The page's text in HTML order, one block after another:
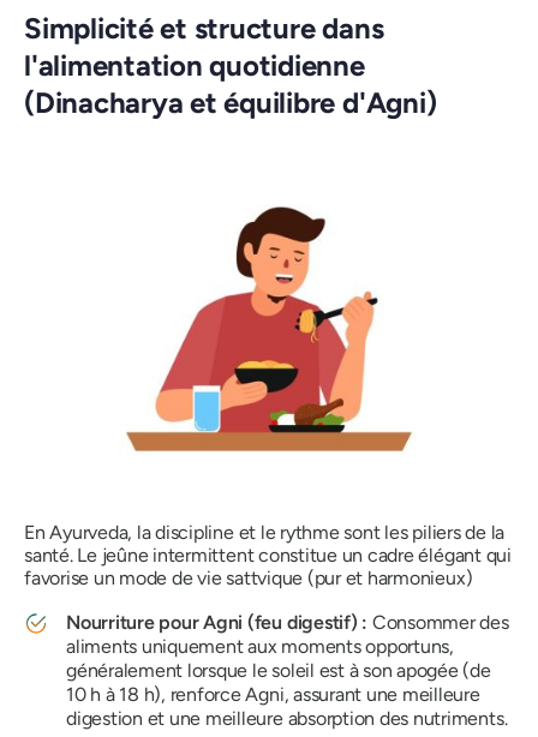
Simplicité et structure dans
l'alimentation quotidienne
(Dinacharya et équilibre d'Agni)
En Ayurveda, la discipline et le rythme sont les piliers de la
santé. Le jeûne intermittent constitue un cadre élégant qui
favorise un mode de vie sattvique (pur et harmonieux)
Nourriture pour Agni (feu digestif) : Consommer des
aliments uniquement aux moments opportuns,
généralement lorsque le soleil est à son apogée (de
10 h à 18 h), renforce Agni, assurant une meilleure
digestion et une meilleure absorption des nutriments.